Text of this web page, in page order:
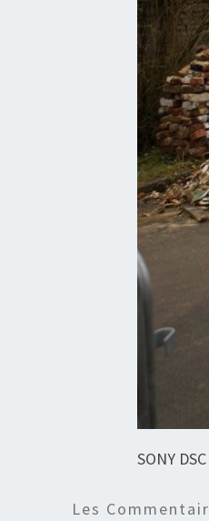
SONY DSC
Les